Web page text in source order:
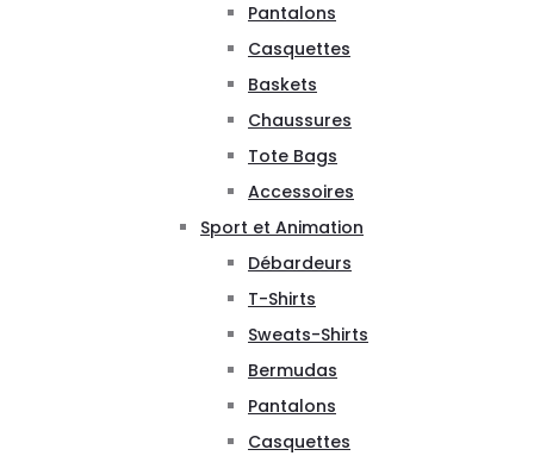
Pantalons
Casquettes
Baskets
Chaussures
Tote Bags
Accessoires
Sport et Animation
Débardeurs
T-Shirts
Sweats-Shirts
Bermudas
Pantalons
Casquettes